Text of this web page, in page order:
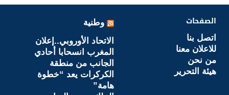
الصفحات
اتصل بنا
للاعلان معنا
من نحن
هيئة التحرير
وطنية
الاتحاد الأوروبي..إعلان
المغرب انسحابا أحادي
الجانب من منطقة
الكركرات يعد “خطوة
هامة”